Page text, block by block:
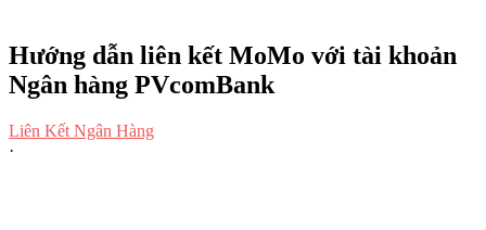
Hướng dẫn liên kết MoMo với tài khoản
Ngân hàng PVcomBank
Liên Kết Ngân Hàng
·